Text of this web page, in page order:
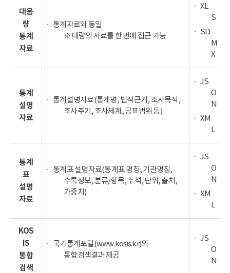
대용
량
통계
자료
통계자료와 동일
※ 대량의 자료를 한 번에 접근 가능
XL
S
SD
M
X
통계
설명
자료
통계설명자료(통계명, 법적근거, 조사목적,
조사주기, 조사체계, 공표범위 등)
JS
O
N
XM
L
통계
표
설명
자료
통계표 설명자료(통계표 명칭, 기관명칭,
수록정보, 분류/항목, 주석, 단위, 출처,
가중치)
JS
O
N
XM
L
KOS
IS
통합
검색
국가통계포털(www.kosis.kr)의
통합검색결과 제공
JS
O
N